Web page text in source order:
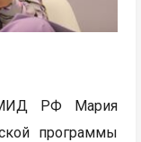
МИД РФ Мария
программы